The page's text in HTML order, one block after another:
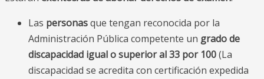
Las personasque tengan reconocida por la
Administración Pública competente un grado de
discapacidad igual o superior al 33 por 100(La
discapacidad se acredita con certificación expedida